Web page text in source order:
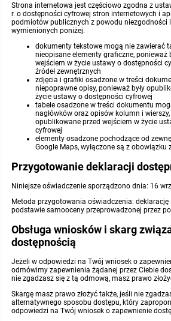
Strona internetowa jest częściowo zgodna z
r. o dostępności cyfrowej stron internetowych i
podmiotów publicznych z powodu niezgodności
wymienionych poniżej.
dokumenty tekstowe mogą nie zawierać
nieopisane elementy graficzne, ponieważ
wejściem w życie ustawy o dostępności
źródeł zewnętrznych
zdjęcia i grafiki osadzone w treści
niepoprawne opisy, ponieważ były
życie ustawy o dostępności cyfrowej
tabele osadzone w treści dokumentu
nagłówków oraz opisów kolumn i
opublikowane przed wejściem w życie
cyfrowej
elementy osadzone pochodzące od
Google Maps, wyłączone są z
Przygotowanie deklaracji
Niniejsze oświadczenie sporządzono dnia: 16
Metoda przygotowania oświadczenia: deklarację
podstawie samooceny przeprowadzonej przez
Obsługa wniosków i skarg
dostępnością
Jeżeli w odpowiedzi na Twój wniosek o
odmówimy zapewnienia żądanej przez Ciebie
nie zgadzasz się z tą odmową, masz prawo
Skargę masz prawo złożyć także, jeśli nie
alternatywnego sposobu dostępu, który
odpowiedzi na Twój wniosek o zapewnienie